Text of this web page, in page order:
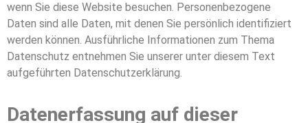
wenn Sie diese Website besuchen. Personenbezogene
Daten sind alle Daten, mit denen Sie persönlich identifiziert
werden können. Ausführliche Informationen zum Thema
Datenschutz entnehmen Sie unserer unter diesem Text
aufgeführten Datenschutzerklärung.
Datenerfassung auf dieser